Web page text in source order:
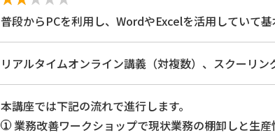
普段からPCを利用し、WordやExcelを活用していて基
リアルタイムオンライン講義（対複数）、スクーリン
本講座では下記の流れで進行します。
業務改善ワークショップで現状業務の棚卸しと生